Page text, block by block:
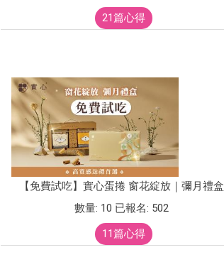
21篇心得
【免費試吃】實心蛋捲 窗花綻放｜彌月禮盒
數量: 10 已報名: 502
11篇心得